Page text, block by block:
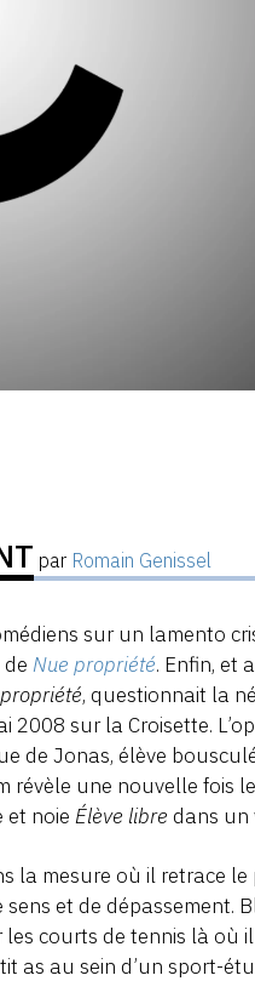
par Romain Genissel
sur un lamento
deNue propriété. Enfin, et
, questionnait la
2008 sur la Croisette.
de Jonas, élève
révèle une nouvelle fois
et noieÉlève libre dans un
la mesure où il retrace
et de dépassement.
courts de tennis là où
as au sein d’un sport-